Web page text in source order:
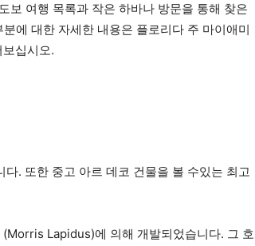
보 여행 목록과 작은 하바나 방문을 통해 찾은
에 대한 자세한 내용은 플로리다 주 마이애미
십시오.
. 또한 중고 아르 데코 건물을 볼 수있는 최고
Lapidus)에 의해 개발되었습니다. 그 호